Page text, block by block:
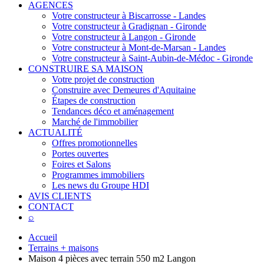
AGENCES
Votre constructeur à Biscarrosse - Landes
Votre constructeur à Gradignan - Gironde
Votre constructeur à Langon - Gironde
Votre constructeur à Mont-de-Marsan - Landes
Votre constructeur à Saint-Aubin-de-Médoc - Gironde
CONSTRUIRE SA MAISON
Votre projet de construction
Construire avec Demeures d'Aquitaine
Étapes de construction
Tendances déco et aménagement
Marché de l'immobilier
ACTUALITÉ
Offres promotionnelles
Portes ouvertes
Foires et Salons
Programmes immobiliers
Les news du Groupe HDI
AVIS CLIENTS
CONTACT
⌕
Accueil
Terrains + maisons
Maison 4 pièces avec terrain 550 m2 Langon